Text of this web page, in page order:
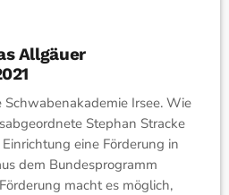
Allgäuer
Irsee. Wie
Stephan Stracke
eine Förderung in
dem Bundesprogramm
macht es möglich,